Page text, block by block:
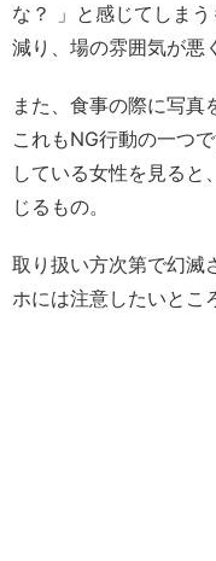
な？ 」と感じてしま
減り、場の雰囲気が悪
また、食事の際に写真
これもNG行動の一つ
している女性を見ると
じるもの。
取り扱い方次第で幻滅
ホには注意したいとこ